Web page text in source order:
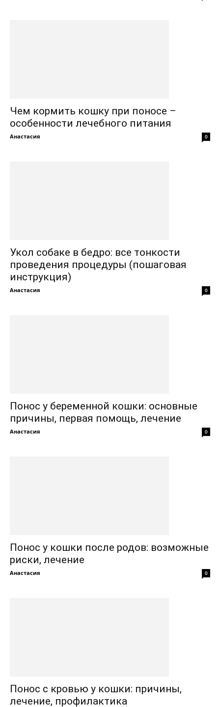
Чем кормить кошку при поносе –
особенности лечебного питания
Анастасия 0
Укол собаке в бедро: все тонкости
проведения процедуры (пошаговая
инструкция)
Анастасия 0
Понос у беременной кошки: основные
причины, первая помощь, лечение
Анастасия 0
Понос у кошки после родов: возможные
риски, лечение
Анастасия 0
Понос с кровью у кошки: причины,
лечение, профилактика